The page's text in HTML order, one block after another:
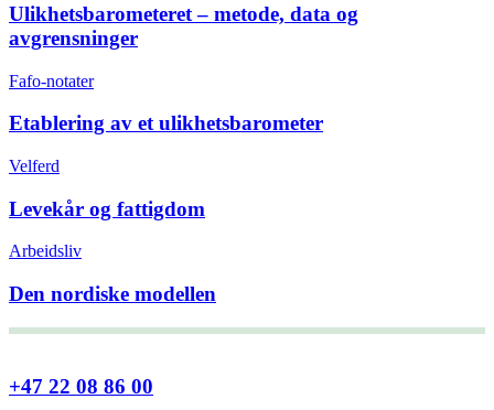
Ulikhetsbarometeret – metode, data og
avgrensninger
Fafo-notater
Etablering av et ulikhetsbarometer
Velferd
Levekår og fattigdom
Arbeidsliv
Den nordiske modellen
+47 22 08 86 00